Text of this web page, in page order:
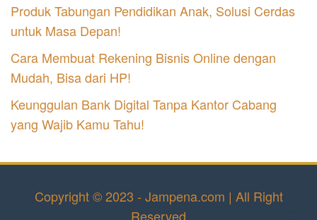
Produk Tabungan Pendidikan Anak, Solusi Cerdas
untuk Masa Depan!
Cara Membuat Rekening Bisnis Online dengan
Mudah, Bisa dari HP!
Keunggulan Bank Digital Tanpa Kantor Cabang
yang Wajib Kamu Tahu!
Copyright © 2023 - Jampena.com | All Right
Reserved